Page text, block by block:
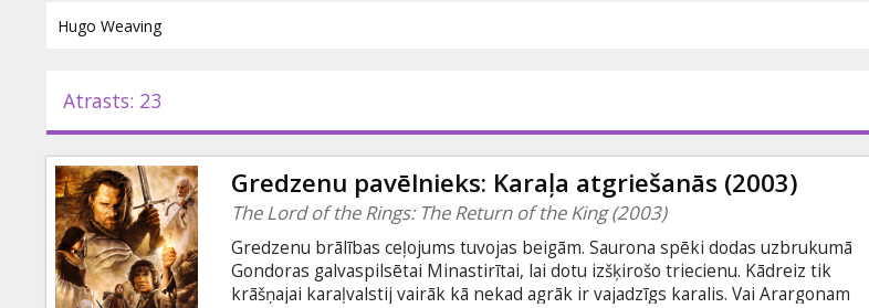
Pasākumi
Ziņas
Dāvanu
kartes
Atrasts: 23
Gredzenu pavēlnieks: Karaļa atgriešanās (2003)
The Lord of the Rings: The Return of the King (2003)
Gredzenu brālības ceļojums tuvojas beigām. Saurona spēki dodas uzbrukumā
Gondoras galvaspilsētai Minastirītai, lai dotu izšķirošo triecienu. Kādreiz tik
krāšņajai karaļvalstij vairāk kā nekad agrāk ir vajadzīgs karalis. Vai Arargonam